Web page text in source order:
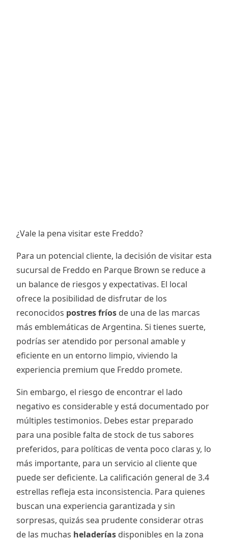
¿Vale la pena visitar este Freddo?
Para un potencial cliente, la decisión de visitar esta
sucursal de Freddo en Parque Brown se reduce a
un balance de riesgos y expectativas. El local
ofrece la posibilidad de disfrutar de los
reconocidos postres fríos de una de las marcas
más emblemáticas de Argentina. Si tienes suerte,
podrías ser atendido por personal amable y
eficiente en un entorno limpio, viviendo la
experiencia premium que Freddo promete.
Sin embargo, el riesgo de encontrar el lado
negativo es considerable y está documentado por
múltiples testimonios. Debes estar preparado
para una posible falta de stock de tus sabores
preferidos, para políticas de venta poco claras y, lo
más importante, para un servicio al cliente que
puede ser deficiente. La calificación general de 3.4
estrellas refleja esta inconsistencia. Para quienes
buscan una experiencia garantizada y sin
sorpresas, quizás sea prudente considerar otras
de las muchas heladerías disponibles en la zona